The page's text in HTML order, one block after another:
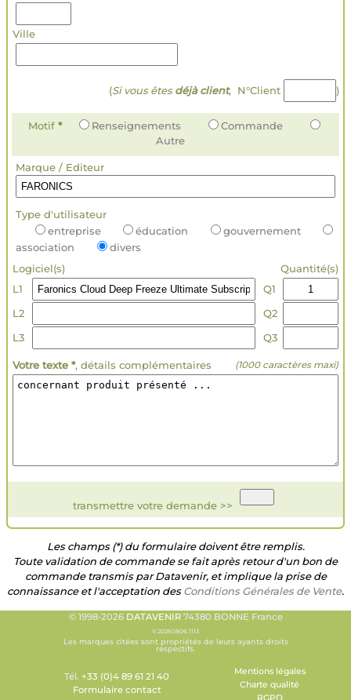
Ville
(Si vous êtesdéjà client, N°Client )
Motif * Renseignements
Commande
Autre
Marque / Editeur
Type d'utilisateur
entreprise
éducation
gouvernement
association
divers
Logiciel(s)
Quantité(s)
L1
Q1
L2
Q2
L3
Q3
Votre texte *, détails complémentaires (1000 caractères maxi)
transmettre votre demande >>
Les champs (*) du formulaire doivent être remplis.
Toute validation de commande se fait après retour d'un bon de
commande transmis par Datavenir, et implique la prise de
connaissance et l'acceptation desConditions Générales de Vente.
© 1998-2026 DATAVENIR74380 BONNE France
V.20260806.1113
Les marques citées sont propriétés de leurs ayants droits
respectifs.
Tél. +33 (0)4 89 61 21 40
Formulaire contact
Mentions légales
Charte qualité